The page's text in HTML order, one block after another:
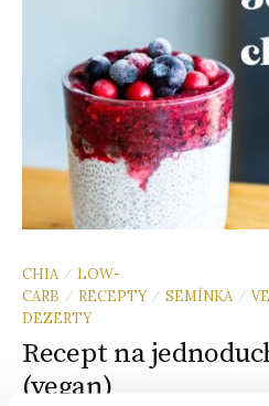
CHIA / LOW-
CARB
/ RECEPTY / SEMÍNKA /
DEZERTY
Recept na
(vegan)